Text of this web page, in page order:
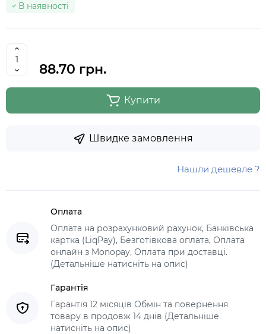
В наявності
88.70 грн.
Купити
Швидке замовлення
Нашли дешевле ?
Оплата
Оплата на розрахунковий рахунок, Банківська
картка (LiqPay), Безготівкова оплата, Оплата
онлайн з Monopay, Оплата при доставці.
(Детальніше натисніть на опис)
Гарантія
Гарантія 12 місяців Обмін та повернення
товару в продовж 14 днів (Детальніше
натисніть на опис)